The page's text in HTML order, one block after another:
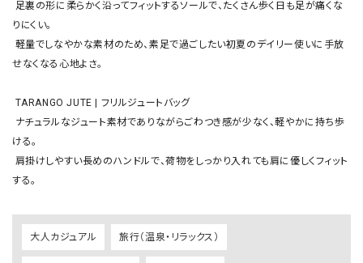
りにくい。
せなくなる心地よさ。
ける。
大人カジュアル 旅行（温泉・リラックス）